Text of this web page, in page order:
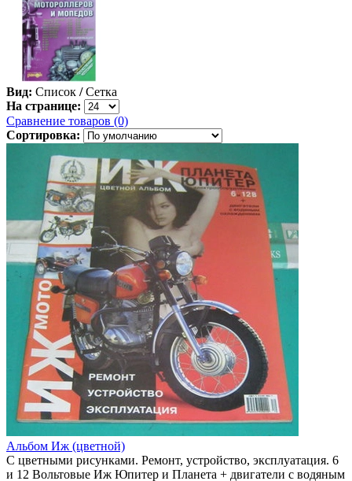
Вид: Список / Сетка
На странице:
Сравнение товаров (0)
Сортировка:
Альбом Иж (цветной)
С цветными рисунками. Ремонт, устройство, эксплуатация. 6
и 12 Вольтовые Иж Юпитер и Планета + двигатели с водяным